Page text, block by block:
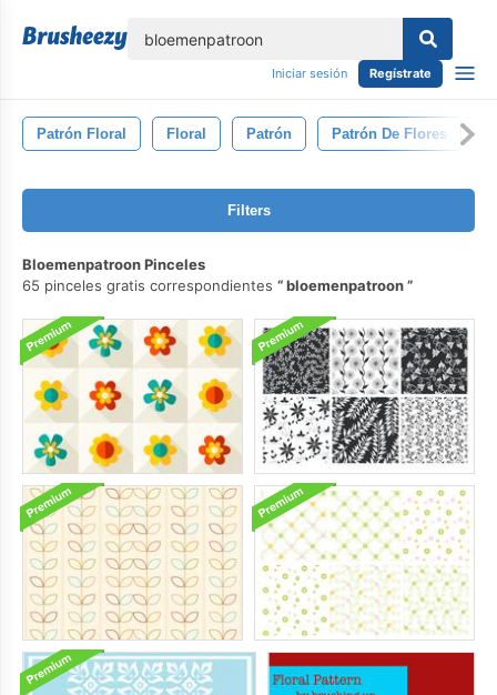
Iniciar sesión Regístrate
Patrón Floral Floral Patrón Patrón De Flores
Filters
Bloemenpatroon Pinceles
65 pinceles gratis correspondientes
bloemenpatroon